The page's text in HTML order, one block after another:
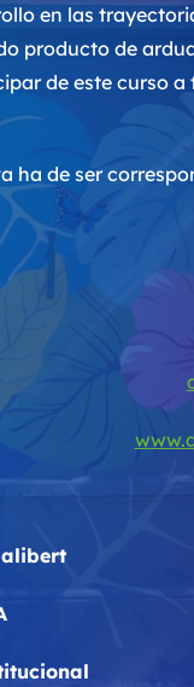
en las
producto de
de este curso
ha de ser